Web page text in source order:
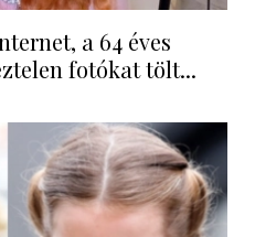
a 64 éves
fotókat tölt...